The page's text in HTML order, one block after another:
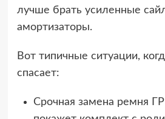
лучше брать усиленные
амортизаторы.
Вот типичные ситуации,
спасает:
Срочная замена ремня